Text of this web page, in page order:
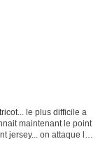
le plus difficile a
maintenant le point
jersey... on attaque les